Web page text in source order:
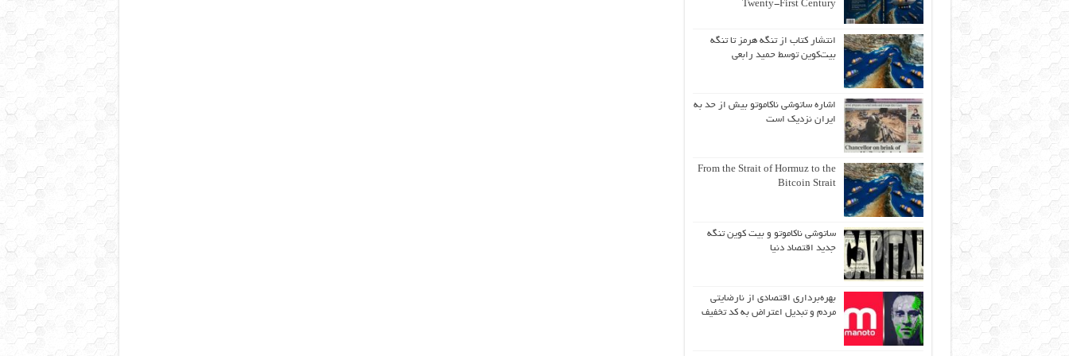
Twenty-First Century
انتشار کتاب از تنگه هرمز تا تنگه
بیت‌کوین توسط حمید رابعی
اشاره ساتوشی ناکاموتو بیش از حد به
ایران نزدیک است
From the Strait of Hormuz to the
Bitcoin Strait
ساتوشی ناکاموتو و بیت کوین تنگه
جدید اقتصاد دنیا
بهره‌برداری اقتصادی از نارضایتی
مردم و تبدیل اعتراض به کد تخفیف